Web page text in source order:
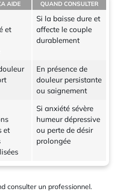
AIDE QUAND CONSULTER
et
Si la baisse dure et
affecte le couple
durablement
En présence de
douleur persistante
ou saignement
et
Si anxiété sévère
humeur dépressive
ou perte de désir
prolongée
consulter un professionnel.